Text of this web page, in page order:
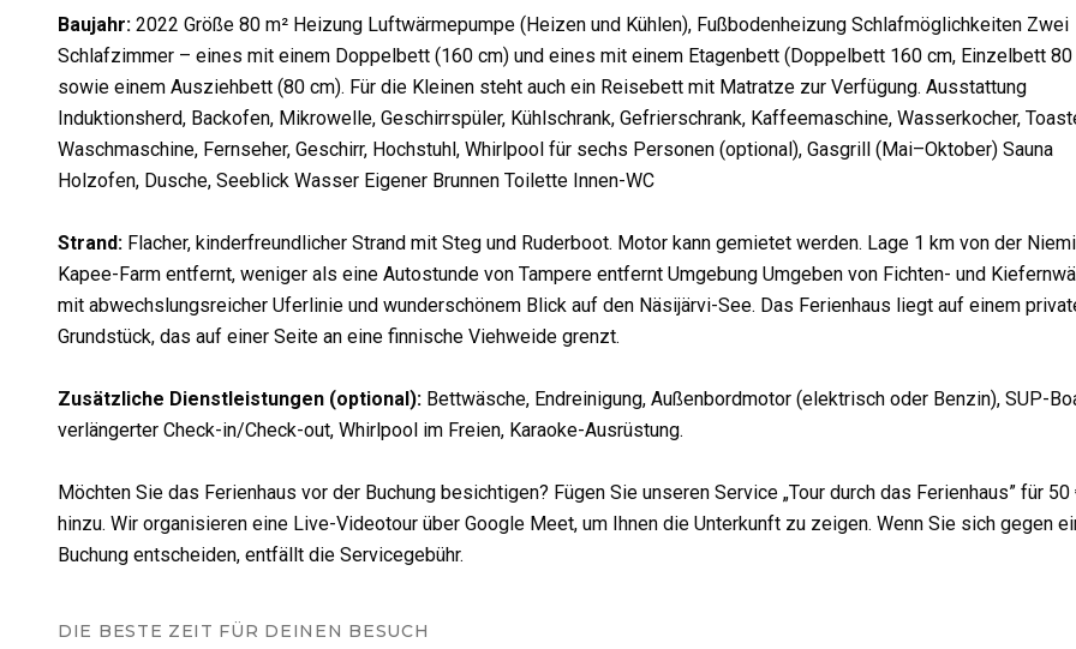
Baujahr: 2022 Größe 80 m² Heizung Luftwärmepumpe (Heizen und Kühlen), Fußbodenheizung Schlafmöglichkeiten Zwei
Schlafzimmer – eines mit einem Doppelbett (160 cm) und eines mit einem Etagenbett (Doppelbett 160 cm, Einzelbett 80
sowie einem Ausziehbett (80 cm). Für die Kleinen steht auch ein Reisebett mit Matratze zur Verfügung. Ausstattung
Induktionsherd, Backofen, Mikrowelle, Geschirrspüler, Kühlschrank, Gefrierschrank, Kaffeemaschine, Wasserkocher,
Waschmaschine, Fernseher, Geschirr, Hochstuhl, Whirlpool für sechs Personen (optional), Gasgrill (Mai–Oktober) Sauna
Holzofen, Dusche, Seeblick Wasser Eigener Brunnen Toilette Innen-WC
Strand: Flacher, kinderfreundlicher Strand mit Steg und Ruderboot. Motor kann gemietet werden. Lage 1 km von der
Kapee-Farm entfernt, weniger als eine Autostunde von Tampere entfernt Umgebung Umgeben von Fichten- und
mit abwechslungsreicher Uferlinie und wunderschönem Blick auf den Näsijärvi-See. Das Ferienhaus liegt auf einem
Grundstück, das auf einer Seite an eine finnische Viehweide grenzt.
Zusätzliche Dienstleistungen (optional): Bettwäsche, Endreinigung, Außenbordmotor (elektrisch oder Benzin), SUP-
verlängerter Check-in/Check-out, Whirlpool im Freien, Karaoke-Ausrüstung.
Möchten Sie das Ferienhaus vor der Buchung besichtigen? Fügen Sie unseren Service „Tour durch das Ferienhaus” für 50
hinzu. Wir organisieren eine Live-Videotour über Google Meet, um Ihnen die Unterkunft zu zeigen. Wenn Sie sich gegen
Buchung entscheiden, entfällt die Servicegebühr.
DIE BESTE ZEIT FÜR DEINEN BESUCH